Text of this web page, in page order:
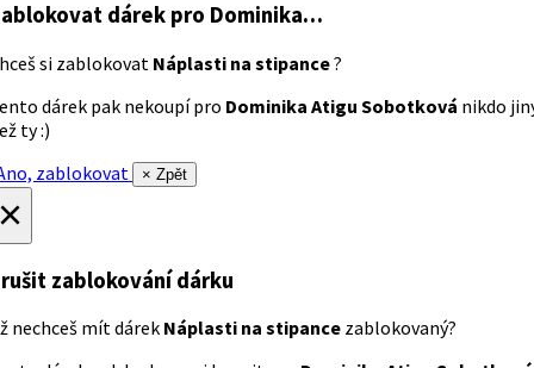
dárek pro Dominika…
si zablokovat Náplasti na stipance?
dárek pak nekoupí pro Dominika Atigu Sobotková nikdo
ty :)
zablokovat
× Zpět
zablokování dárku
nechceš mít dárek Náplasti na stipance zablokovaný?